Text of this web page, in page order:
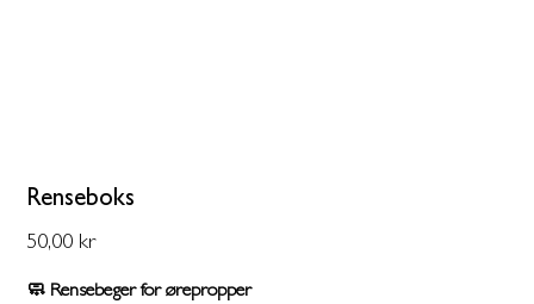
Renseboks
Pris
50,00 kr
🧼 Rensebeger for ørepropper